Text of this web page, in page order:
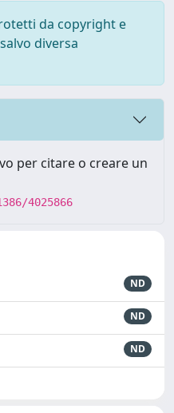
da copyright e
diversa
per citare o creare un
4025866
ND
ND
ND